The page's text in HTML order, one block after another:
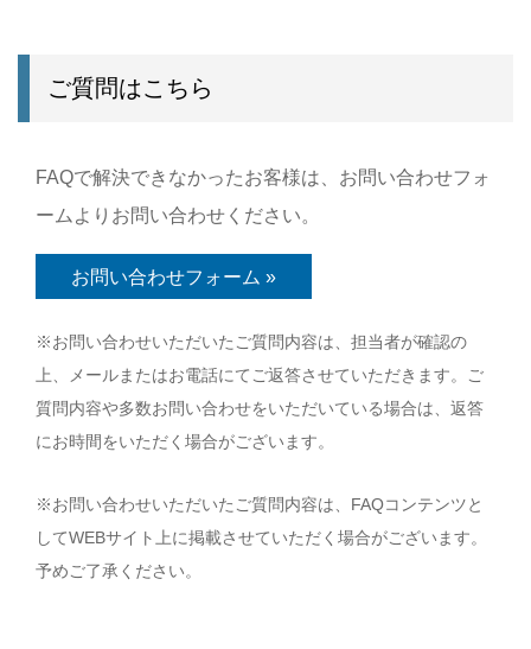
ご質問はこちら
FAQで解決できなかったお客様は、お問い合わせフォ
ームよりお問い合わせください。
お問い合わせフォーム »
※お問い合わせいただいたご質問内容は、担当者が確認の
上、メールまたはお電話にてご返答させていただきます。ご
質問内容や多数お問い合わせをいただいている場合は、返答
にお時間をいただく場合がございます。
※お問い合わせいただいたご質問内容は、FAQコンテンツと
してWEBサイト上に掲載させていただく場合がございます。
予めご了承ください。